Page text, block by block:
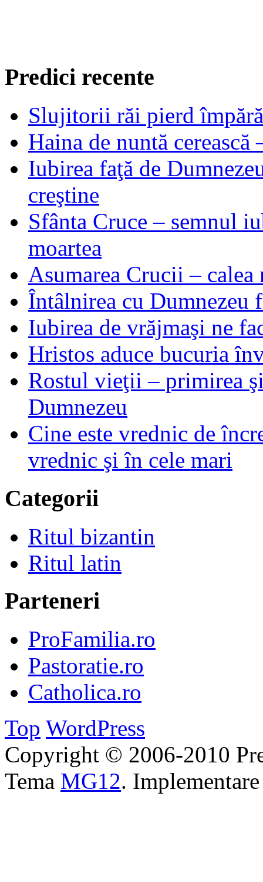
Predici recente
Slujitorii răi pierd
Haina de nuntă
Iubirea faţă de
creştine
Sfânta Cruce – semnul
moartea
Asumarea Crucii –
Întâlnirea cu Dumnezeu
Iubirea de vrăjmaşi ne
Hristos aduce bucuria
Rostul vieţii – primirea
Dumnezeu
Cine este vrednic de
vrednic şi în cele mari
Categorii
Ritul bizantin
Ritul latin
Parteneri
ProFamilia.ro
Pastoratie.ro
Catholica.ro
Top WordPress
Copyright © 2006-2010
Tema MG12.